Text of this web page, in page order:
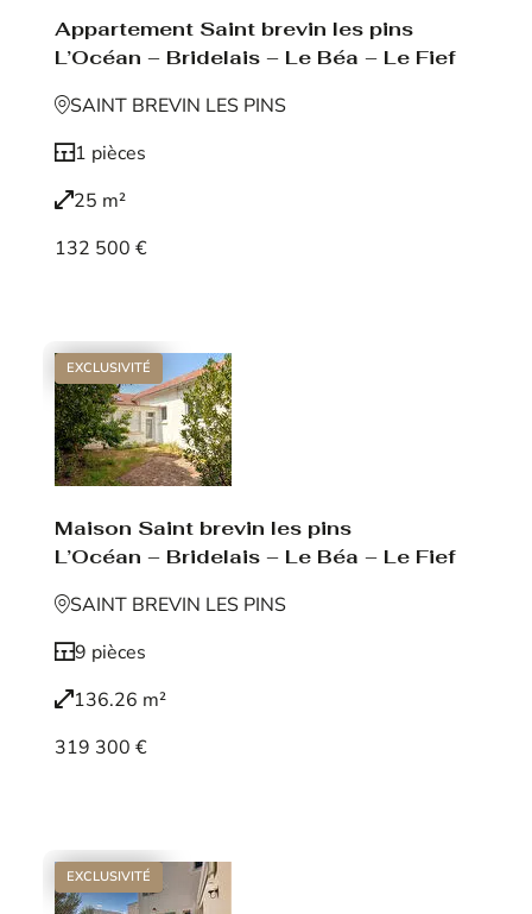
Appartement Saint brevin les pins
L’Océan – Bridelais – Le Béa – Le Fief
SAINT BREVIN LES PINS
1 pièces
25 m²
132 500 €
EXCLUSIVITÉ
Maison Saint brevin les pins
L’Océan – Bridelais – Le Béa – Le Fief
SAINT BREVIN LES PINS
9 pièces
136.26 m²
319 300 €
EXCLUSIVITÉ